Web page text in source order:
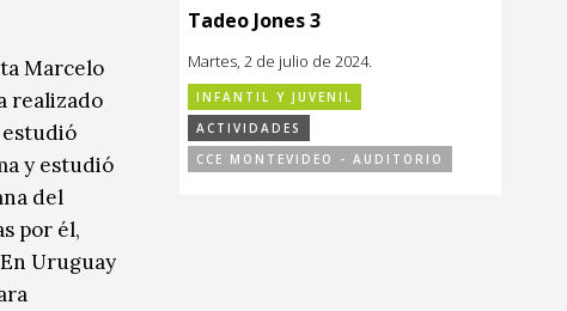
Marcelo
realizado
estudió
y estudió
del
por él,
Uruguay
Tadeo Jones 3
Martes, 2 de julio de 2024.
INFANTIL Y JUVENIL
ACTIVIDADES
CCE MONTEVIDEO - AUDITORIO